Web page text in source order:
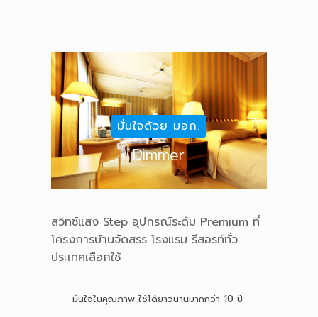
มั่นใจด้วย มอก.
Dimmer
สวิทช์แสง Step อุปกรณ์ระดับ Premium ที่
โครงการบ้านจัดสรร โรงแรม รีสอรท์ทั่ว
ประเทศเลือกใช้
มั่นใจในคุณภาพ ใช้ได้ยาวนานมากกว่า 10 ปี